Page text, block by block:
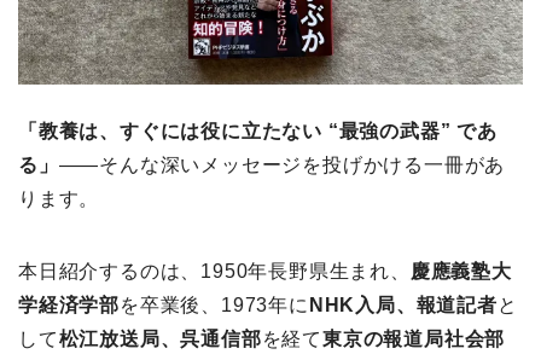
「教養は、すぐには役に立たない “最強の武器” であ
る」 ――そんな深いメッセージを投げかける一冊があ
ります。
本日紹介するのは、1950年長野県生まれ、
慶應義塾大
学経済学部を卒業後、1973年に NHK入局、報道記者と
して松江放送局、呉通信部を経て東京の報道局社会部